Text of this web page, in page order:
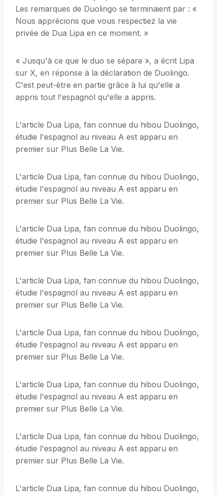
Les remarques de Duolingo se terminaient par : «
Nous apprécions que vous respectiez la vie
privée de Dua Lipa en ce moment. »
« Jusqu'à ce que le duo se sépare », a écrit Lipa
sur X, en réponse à la déclaration de Duolingo.
C'est peut-être en partie grâce à lui qu'elle a
appris tout l'espagnol qu'elle a appris.
L'article Dua Lipa, fan connue du hibou Duolingo,
étudie l'espagnol au niveau A est apparu en
premier sur Plus Belle La Vie.
L'article Dua Lipa, fan connue du hibou Duolingo,
étudie l'espagnol au niveau A est apparu en
premier sur Plus Belle La Vie.
L'article Dua Lipa, fan connue du hibou Duolingo,
étudie l'espagnol au niveau A est apparu en
premier sur Plus Belle La Vie.
L'article Dua Lipa, fan connue du hibou Duolingo,
étudie l'espagnol au niveau A est apparu en
premier sur Plus Belle La Vie.
L'article Dua Lipa, fan connue du hibou Duolingo,
étudie l'espagnol au niveau A est apparu en
premier sur Plus Belle La Vie.
L'article Dua Lipa, fan connue du hibou Duolingo,
étudie l'espagnol au niveau A est apparu en
premier sur Plus Belle La Vie.
L'article Dua Lipa, fan connue du hibou Duolingo,
étudie l'espagnol au niveau A est apparu en
premier sur Plus Belle La Vie.
L'article Dua Lipa, fan connue du hibou Duolingo,